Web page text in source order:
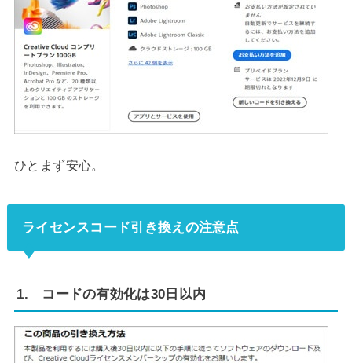
ひとまず安心。
ライセンスコード引き換えの注意点
1. コードの有効化は30日以内